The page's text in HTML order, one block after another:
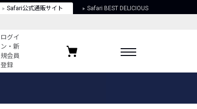
Safari公式通販サイト Safari BEST DELICIOUS
ログイ
ン・新
規会員
登録
お気に入りブランド